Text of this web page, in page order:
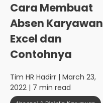
Cara Membuat
Absen Karyawan
Excel dan
Contohnya
Tim HR Hadirr | March 23,
2022 | 7 min read